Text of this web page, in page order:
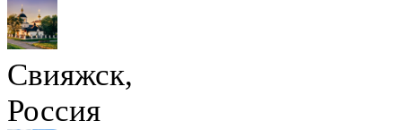
Свияжск,
Россия